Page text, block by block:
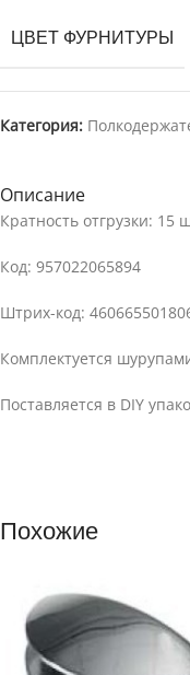
ЦВЕТ ФУРНИТУРЫ
Категория:
Описание
Кратность отгрузки: 15
Код: 957022065894
Штрих-код:
Комплектуется
Поставляется в DIY
Похожие